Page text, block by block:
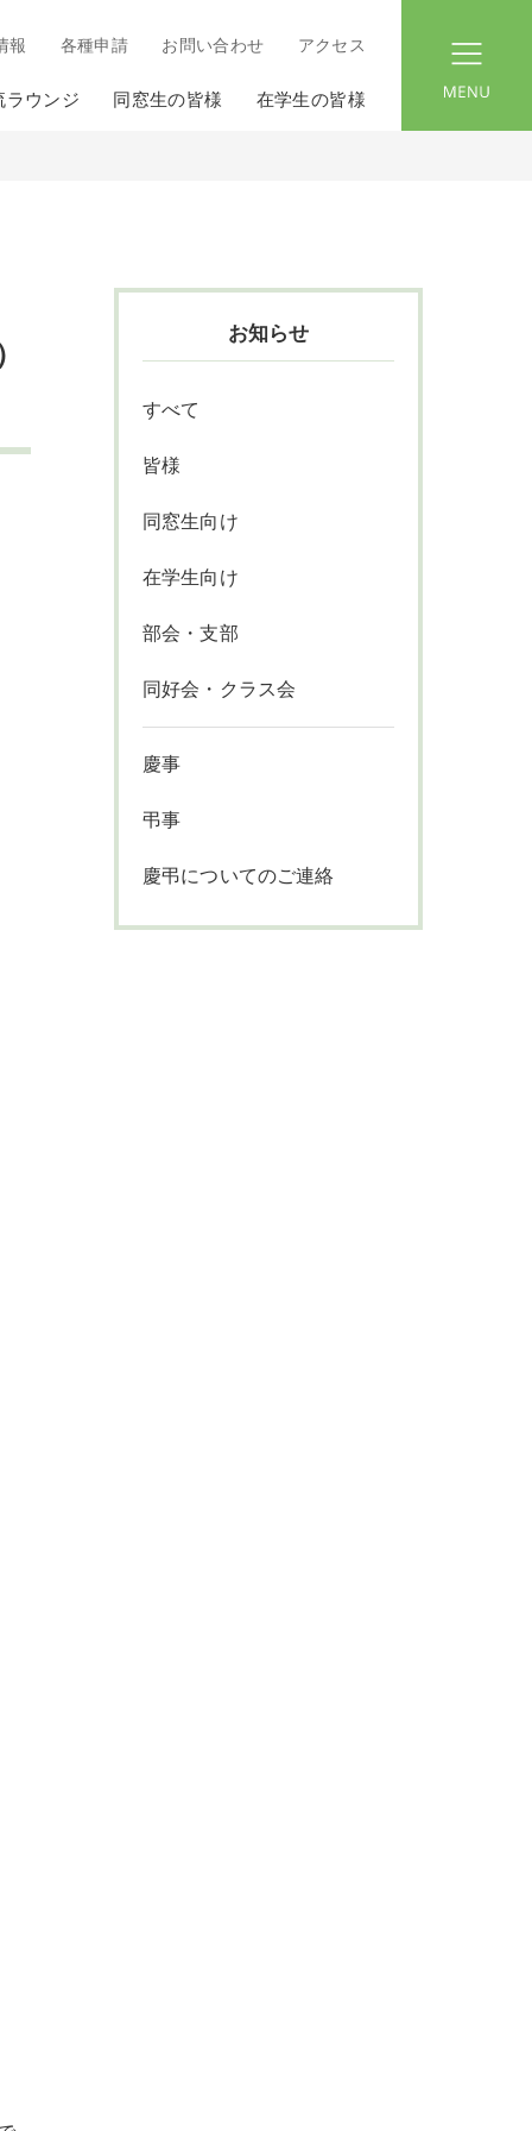
報 各種申請 お問い合わせ アクセス
ラウンジ 同窓生の皆様 在学生の皆様
お知らせ
すべて
皆様
同窓生向け
在学生向け
部会・支部
同好会・クラス会
慶事
弔事
慶弔についてのご連絡
menu